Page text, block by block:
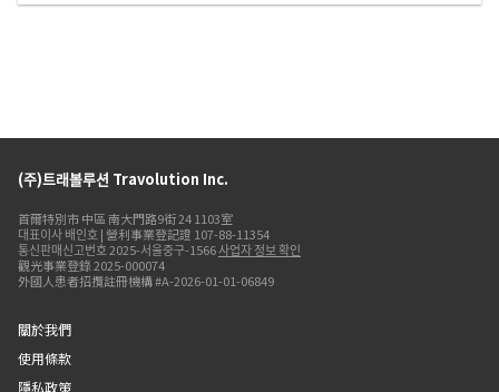
(주)트래볼루션 Travolution Inc.
首爾特別市 中區 南大門路9街 24 1103室
대표이사 배인호 | 營利事業登記證 107-88-11354
통신판매신고번호 2025-서울중구-1566사업자 정보 확인
觀光事業登錄 2025-000074
外國人患者招攬註冊機構 #A-2026-01-01-06849
關於我們
使用條款
隱私政策